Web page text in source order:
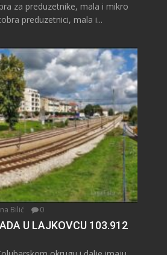
za preduzetnike, mala i mikro
preduzetnici, mala i...
Bilić 0
U LAJKOVCU 103.912